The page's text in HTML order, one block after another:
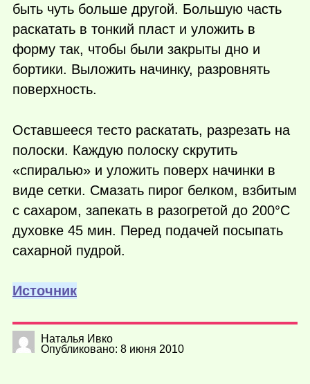
быть чуть больше другой. Большую часть
раскатать в тонкий пласт и уложить в
форму так, чтобы были закрыты дно и
бортики. Выложить начинку, разровнять
поверхность.
Оставшееся тесто раскатать, разрезать на
полоски. Каждую полоску скрутить
«спиралью» и уложить поверх начинки в
виде сетки. Смазать пирог белком, взбитым
с сахаром, запекать в разогретой до 200°С
духовке 45 мин. Перед подачей посыпать
сахарной пудрой.
Источник
Наталья Ивко
Опубликовано: 8 июня 2010